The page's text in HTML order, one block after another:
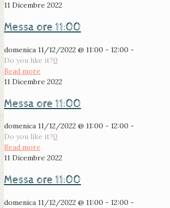
11 Dicembre 2022
Messa ore 11:00
domenica 11/12/2022 @ 11:00 - 12:00 -
Do you like it?0
Read more
11 Dicembre 2022
Messa ore 11:00
domenica 11/12/2022 @ 11:00 - 12:00 -
Do you like it?0
Read more
11 Dicembre 2022
Messa ore 11:00
domenica 11/12/2022 @ 11:00 - 12:00 -